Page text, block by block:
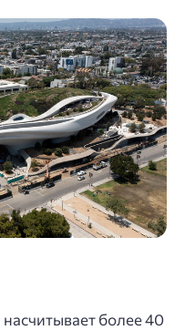
более 40